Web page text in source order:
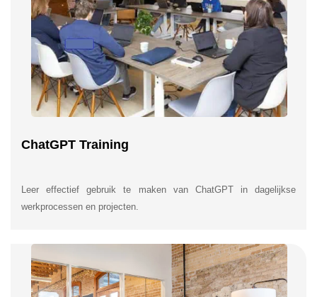
ChatGPT Training
Leer effectief gebruik te maken van ChatGPT in dagelijkse
werkprocessen en projecten.